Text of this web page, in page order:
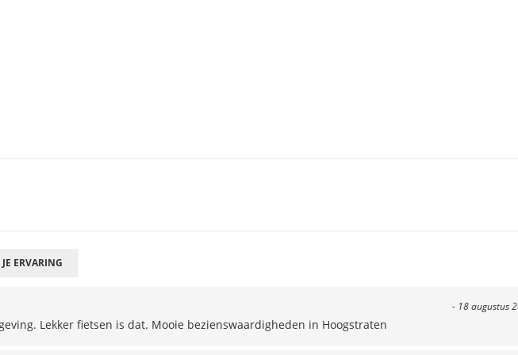
ERVARING
- 18 augustus
Lekker fietsen is dat. Mooie bezienswaardigheden in Hoogstraten